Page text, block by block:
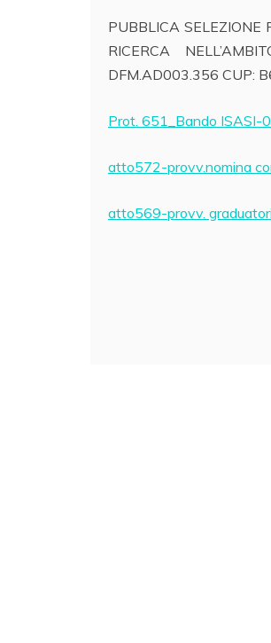
PUBBLICA SELEZIONE
RICERCA
DFM.AD003.356 CUP:
Prot. 651_Bando ISASI-
atto572-provv.nomina
atto569-provv.